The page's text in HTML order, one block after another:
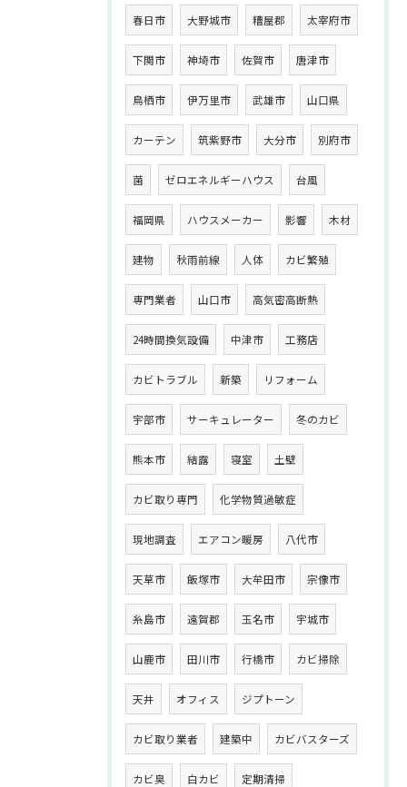
春日市 大野城市 糟屋郡 太宰府市
下関市 神埼市 佐賀市 唐津市
鳥栖市 伊万里市 武雄市 山口県
カーテン 筑紫野市 大分市 別府市
菌 ゼロエネルギーハウス 台風
福岡県 ハウスメーカー 影響 木材
建物 秋雨前線 人体 カビ繁殖
専門業者 山口市 高気密高断熱
24時間換気設備 中津市 工務店
カビトラブル 新築 リフォーム
宇部市 サーキュレーター 冬のカビ
熊本市 結露 寝室 土壁
カビ取り専門 化学物質過敏症
現地調査 エアコン暖房 八代市
天草市 飯塚市 大牟田市 宗像市
糸島市 遠賀郡 玉名市 宇城市
山鹿市 田川市 行橋市 カビ掃除
天井 オフィス ジプトーン
カビ取り業者 建築中 カビバスターズ
カビ臭 白カビ 定期清掃